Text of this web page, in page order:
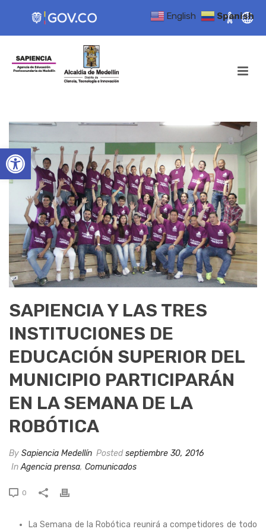
Open toolbar
SAPIENCIA Y LAS TRES
INSTITUCIONES DE
EDUCACIÓN SUPERIOR DEL
MUNICIPIO PARTICIPARÁN
EN LA SEMANA DE LA
ROBÓTICA
By Sapiencia Medellín Postedseptiembre 30, 2016
InAgencia prensa, Comunicados
0
La Semana de la Robótica reunirá a competidores de todo
English Spanish